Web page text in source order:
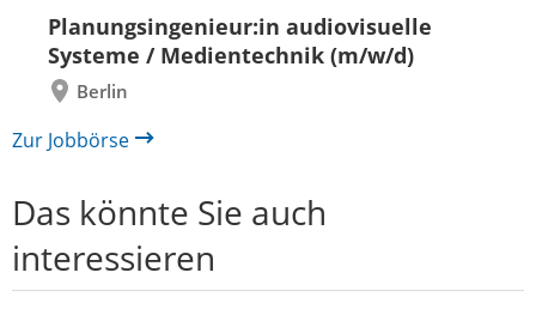
Planungsingenieur:in audiovisuelle
Systeme / Medientechnik (m/w/d)
Berlin
zurück
Zur Jobbörse
Das könnte Sie auch
interessieren